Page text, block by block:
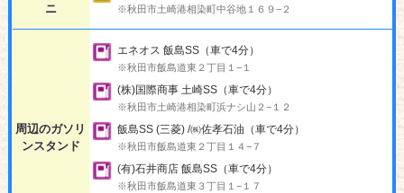
ニ
※秋田市土崎港相染町中谷地１６９−２
周辺のガソリ
ンスタンド
エネオス 飯島SS（車で4分）
※秋田市飯島道東２丁目１−１
(株)国際商事 土崎SS（車で4分）
※秋田市土崎港相染町浜ナシ山２−１２
飯島SS (三菱) /㈱佐孝石油（車で4分）
※秋田市飯島道東２丁目１４−７
(有)石井商店 飯島SS（車で4分）
※秋田市飯島道東３丁目１−１７